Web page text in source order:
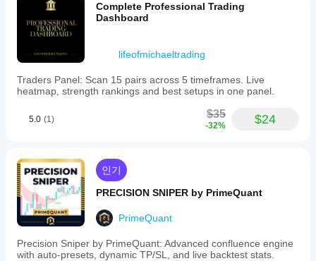
Complete Professional Trading
Dashboard
lifeofmichaeltrading
Traders Panel: Scan 15 pairs across 5 timeframes. Live
heatmap, strength rankings and best setups in one panel.
5.0 (1) $35
-32% $24
인기
PRECISION SNIPER by PrimeQuant
PrimeQuant
Precision Sniper by PrimeQuant: Advanced confluence engine
with auto-presets, dynamic TP/SL, and live backtest stats.